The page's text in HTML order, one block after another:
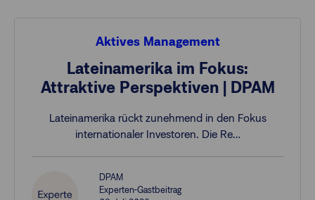
Aktives Management
Lateinamerika im Fokus:
Attraktive Perspektiven | DPAM
Lateinamerika rückt zunehmend in den Fokus
internationaler Investoren. Die Re…
DPAM
Experten-Gastbeitrag